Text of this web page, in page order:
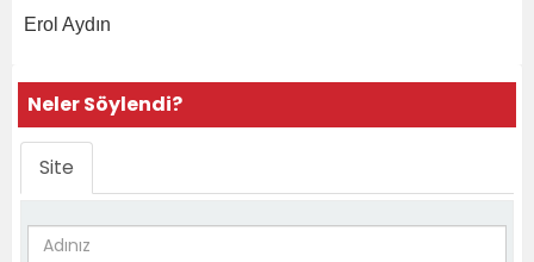
Erol Aydın
Neler Söylendi?
Site